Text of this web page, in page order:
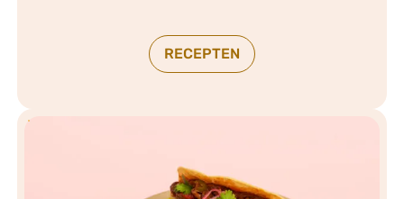
RECEPTEN